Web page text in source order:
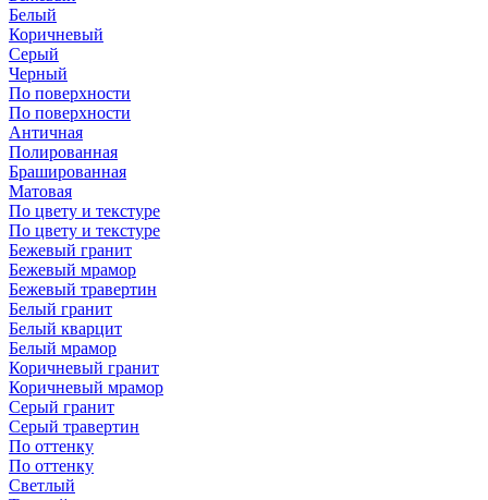
Белый
Коричневый
Серый
Черный
По поверхности
По поверхности
Античная
Полированная
Брашированная
Матовая
По цвету и текстуре
По цвету и текстуре
Бежевый гранит
Бежевый мрамор
Бежевый травертин
Белый гранит
Белый кварцит
Белый мрамор
Коричневый гранит
Коричневый мрамор
Серый гранит
Серый травертин
По оттенку
По оттенку
Светлый